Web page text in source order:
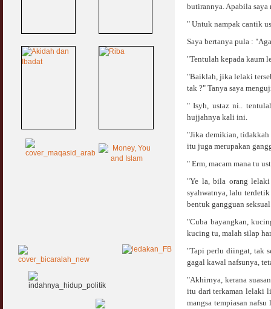
butirannya. Apabila saya
" Untuk nampak cantik
Saya bertanya pula :
"Tentulah kepada kaum
"Baiklah, jika lelaki
tak ?" Tanya saya
" Isyh, ustaz ni..
hujjahnya kali ini.
"Jika demikian, tidakkah
itu juga merupakan
" Erm, macam mana tu
"Ye la, bila orang lelaki
syahwatnya, lalu
bentuk gangguan
"Cuba bayangkan,
kucing tu, malah silap
"Tapi perlu diingat, tak
gagal kawal nafsunya,
"Akhirnya, kerana
itu dari terkaman lelaki
mangsa tempiasan